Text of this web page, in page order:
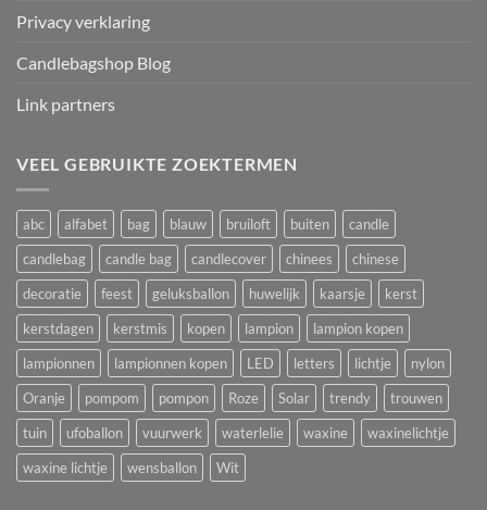
Privacy verklaring
Candlebagshop Blog
Link partners
VEEL GEBRUIKTE ZOEKTERMEN
abc alfabet bag blauw bruiloft buiten
candle
candlebag
candle bag candlecover chinees
chinese
decoratie
feest geluksballon huwelijk kaarsje
kerst
kerstdagen
kerstmis kopen lampion
lampion kopen
lampionnen
lampionnen kopen LED letters lichtje
nylon
Oranje
pompom pompon Roze Solar trendy
trouwen
tuin
ufoballon vuurwerk waterlelie waxine
waxinelichtje
waxine lichtje
wensballon Wit